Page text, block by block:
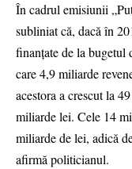
În cadrul emisiunii
subliniat că, dacă în
finanțate de la bugetul
care 4,9 miliarde
acestora a crescut la
miliarde lei. Cele 14
miliarde de lei, adică
afirmă politicianul.